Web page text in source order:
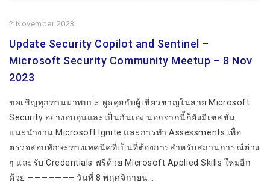
2 November 2023
Update Security Copilot and Sentinel –
Microsoft Security Community Meetup – 8 Nov
2023
ขอเชิญทุกท่านมาพบปะ พูดคุยกับผู้เชี่ยวชาญในสาย Microsoft
Security อย่างอบอุ่นและเป็นกันเอง นอกจากนี้ก็ยังมีเซสชั่น
แนะนำงาน Microsoft Ignite และการทำ Assessments เพื่อ
ตรวจสอบทักษะทางเทคนิคที่เป็นที่ต้องการสำหรับสถานการณ์ต่าง
ๆ และรับ Credentials ฟรีด้วย Microsoft Applied Skills ใหม่อีก
ด้วย ——————– วันที่ 8 พฤศจิกายน…